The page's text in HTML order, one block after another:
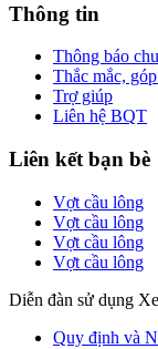
Thông tin
Thông báo
Thắc mắc,
Trợ giúp
Liên hệ BQT
Liên kết bạn bè
Vợt cầu lông
Vợt cầu lông
Vợt cầu lông
Vợt cầu lông
Diễn đàn sử dụng
Quy định và